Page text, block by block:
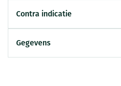
Contra indicatie
Gegevens